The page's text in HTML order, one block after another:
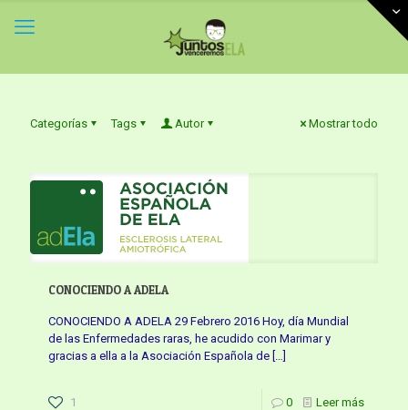
Categorías Tags Autor Mostrar todo
CONOCIENDO A ADELA
CONOCIENDO A ADELA 29 Febrero 2016 Hoy, día Mundial
de las Enfermedades raras, he acudido con Marimar y
gracias a ella a la Asociación Española de […]
1 0 Leer más